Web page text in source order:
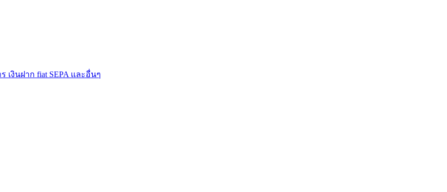
เงินฝาก fiat SEPA และอื่นๆ